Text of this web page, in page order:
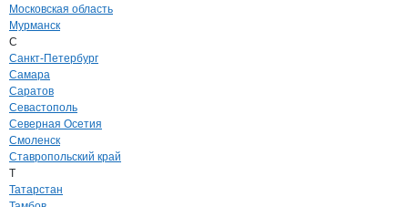
Московская область
Мурманск
С
Санкт-Петербург
Самара
Саратов
Севастополь
Северная Осетия
Смоленск
Ставропольский край
Т
Татарстан